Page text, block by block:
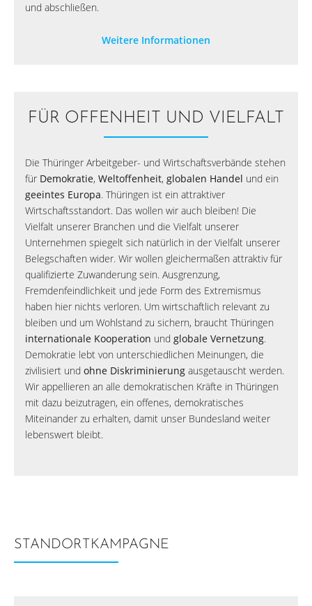
und abschließen.
Weitere Informationen
FÜR OFFENHEIT UND VIELFALT
Die Thüringer Arbeitgeber- und Wirtschaftsverbände stehen
für Demokratie, Weltoffenheit, globalen Handel und ein
geeintes Europa. Thüringen ist ein attraktiver
Wirtschaftsstandort. Das wollen wir auch bleiben! Die
Vielfalt unserer Branchen und die Vielfalt unserer
Unternehmen spiegelt sich natürlich in der Vielfalt unserer
Belegschaften wider. Wir wollen gleichermaßen attraktiv für
qualifizierte Zuwanderung sein. Ausgrenzung,
Fremdenfeindlichkeit und jede Form des Extremismus
haben hier nichts verloren. Um wirtschaftlich relevant zu
bleiben und um Wohlstand zu sichern, braucht Thüringen
internationale Kooperation und globale Vernetzung.
Demokratie lebt von unterschiedlichen Meinungen, die
zivilisiert und ohne Diskriminierung ausgetauscht werden.
Wir appellieren an alle demokratischen Kräfte in Thüringen
mit dazu beizutragen, ein offenes, demokratisches
Miteinander zu erhalten, damit unser Bundesland weiter
lebenswert bleibt.
STANDORTKAMPAGNE